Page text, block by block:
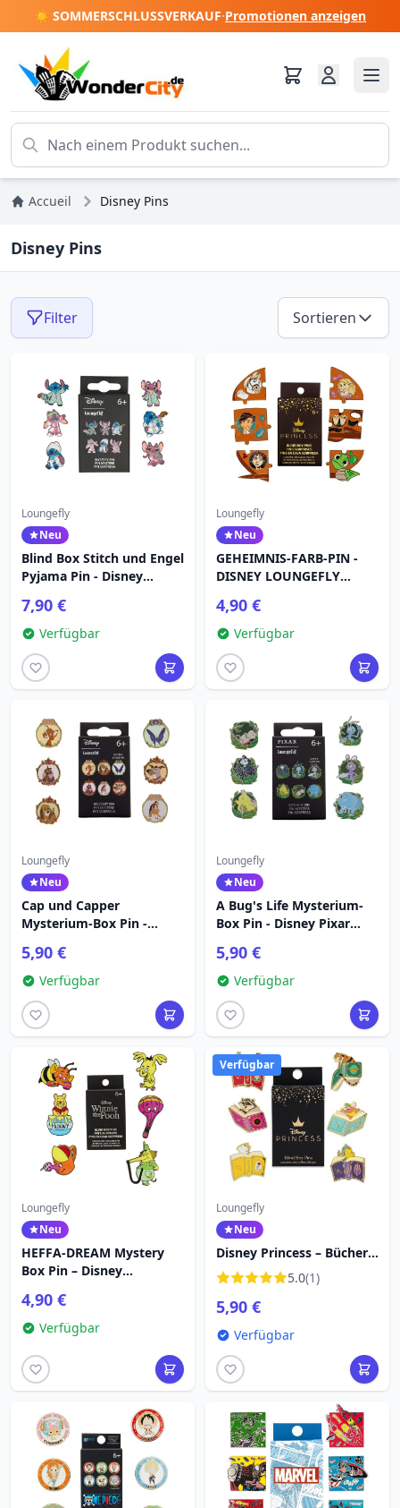
☀️ SOMMERSCHLUSSVERKAUF·Promotionen anzeigen
Accueil Disney Pins
Disney Pins
Filter Sortieren
Loungefly
Neu
Blind Box Stitch und Engel
Pyjama Pin - Disney
7,90 €
Verfügbar
Loungefly
Neu
GEHEIMNIS-FARB-PIN -
DISNEY LOUNGEFLY
4,90 €
Verfügbar
Loungefly
Neu
Cap und Capper
Mysterium-Box Pin -
5,90 €
Verfügbar
Loungefly
Neu
A Bug's Life Mysterium-
Box Pin - Disney Pixar
5,90 €
Verfügbar
Loungefly
Neu
HEFFA-DREAM Mystery
Box Pin – Disney
4,90 €
Verfügbar
Verfügbar
Loungefly
Neu
Disney Princess – Bücher
der Disney Prinzessinnen
– Mystery Box Emaille-Pin
5.0(1)
5,90 €
Verfügbar